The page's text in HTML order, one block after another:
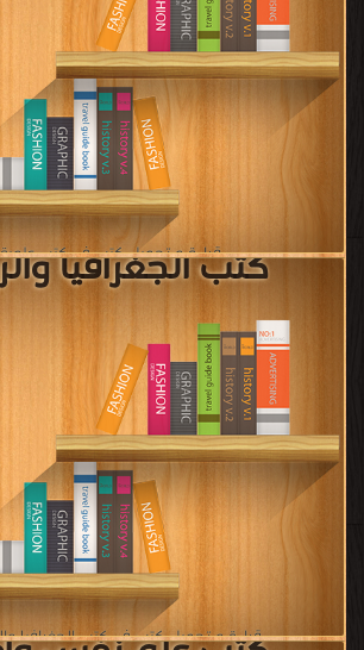
كتب النحو
قراءة و تحميل كتب في كتب النحو
[ 493 كتاب/كتب ]
كتب علم
قراءة و تحميل كتب في كتب علم
[ 1235 كتاب/كتب ]